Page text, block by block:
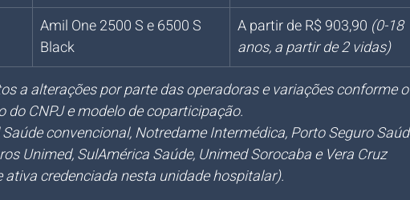
Amil One 2500 S e 6500 S
Black
A partir de R$ 903,90 (0-18
anos, a partir de 2 vidas)
a alterações por parte das operadoras e variações conforme o
do CNPJ e modelo de coparticipação.
convencional, Notredame Intermédica, Porto Seguro
Unimed, SulAmérica Saúde, Unimed Sorocaba e Vera Cruz
credenciada nesta unidade hospitalar).